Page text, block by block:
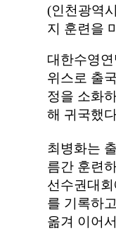
(인천광역
지 훈련을
대한수영연
위스로 출
정을 소화
해 귀국했
최병화는
름간 훈련
선수권대회
를 기록하
옮겨 이어서